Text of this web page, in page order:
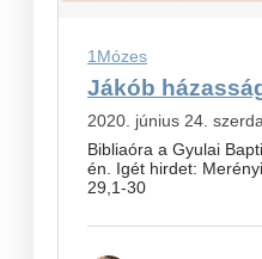
1Mózes
Jákób
2020. június 24. szerda
Bibliaóra a Gyulai
én. Igét hirdet:
29,1-30